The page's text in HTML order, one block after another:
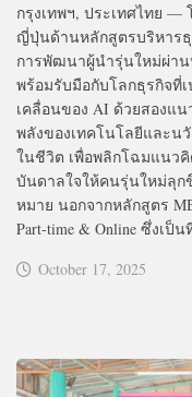
กรุงเทพฯ, ประเทศไทย
ญี่ปุ่นด้านหลักสูตรบริหารธุ
การพัฒนาผู้นำรุ่นใหม่ผ่าน
พร้อมรับมือกับโลกธุรกิจที่
เคลื่อนของ AI ด้วยสองแน
พลังของเทคโนโลยีและนวั
ในชีวิต เพื่อพลิกโฉมแนว
บันดาลใจให้คนรุ่นใหม่ลุก
หมาย นอกจากหลักสูตร
Part-time & Online ซึ่งเ
October 17, 2025